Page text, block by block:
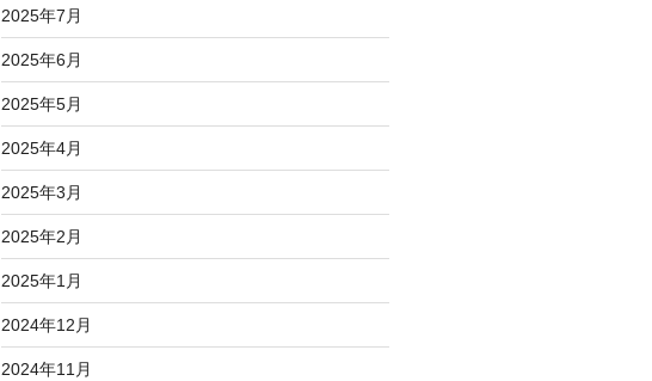
2025年7月
2025年6月
2025年5月
2025年4月
2025年3月
2025年2月
2025年1月
2024年12月
2024年11月